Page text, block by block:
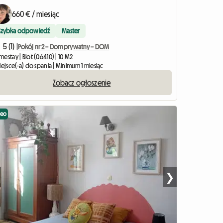
660 € / miesiąc
odpowiedź Master
5 (1) |
Pokój nr 2 – Dom prywatny – DOM
| Biot (06410) | 10 M2
a) do spania | Minimum 1 miesiąc
Zobacz ogłoszenie
❯